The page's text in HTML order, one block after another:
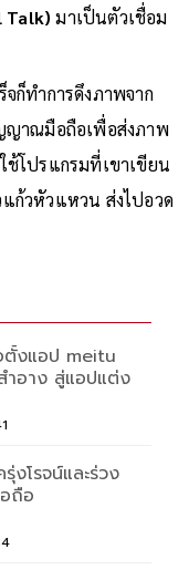
Talk) มาเป็นตัวเชื่อม
จก็ทำการดึงภาพจาก
ญาณมือถือเพื่อส่งภาพ
ช้โปรแกรมที่เขาเขียน
ก้วหัวแหวน ส่งไปอวด
ตั้งแอป meitu
ำอาง สู่แอปแต่ง
งโรจน์และร่วง
ถือ